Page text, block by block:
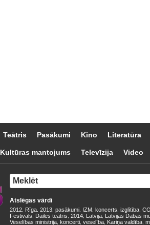
Teātris Pasākumi Kino Literatūra
Kultūras mantojums Televīzija Video
Atslēgas vārdi
2012 Rīga 2013 pasākumi IZM koncerts izglītība
Festivāls Dailes teātris 2014 Latvija Latvijas Dabas
Veselības ministrija koncerti veselība Kariņa valdība